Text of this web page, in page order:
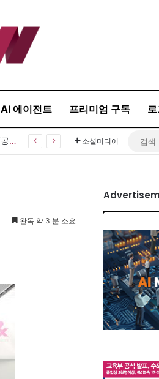
AI 에이전트 프리미엄 구독
“다름은 감출 것이 아니라 축하할 것”…미라클다문화어워드가 그리는 ‘공존’의 미래 소셜미디어
완독 약 3 분 소요